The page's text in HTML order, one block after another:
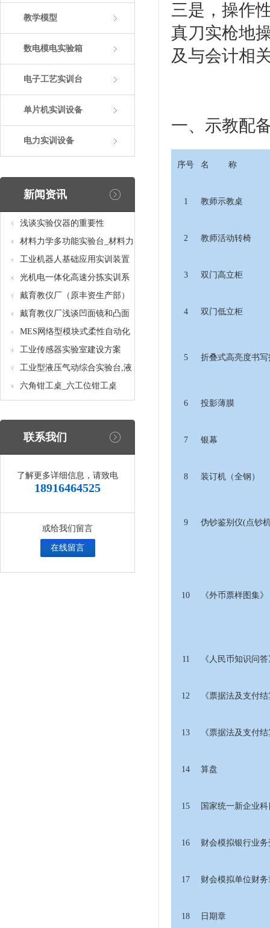
教学模型
数电模电实验箱
电子工艺实训台
单片机实训设备
电力实训设备
新闻资讯
浅谈实验仪器的重要性
材料力学多功能实验台_材料力
学多功能考核实验实训设备
工业机器人基础应用实训装置
台_工业机器人基础应用实训考
核设备
光机电一体化高速分拣实训系
统_光机电一体化高速分拣实验
实训设备
戴育教仪厂（原丰资生产部）
助力春季高教仪器展
戴育教仪厂浅谈凹面镜和凸面
镜的区别之处
MES网络型模块式柔性自动化
生产线实验系统(八站)_模块柔
性自动化生产线教学实训设备
工业传感器实验室建设方案
工业型液压气动综合实验台,液
压气动综合实训台
六角钳工桌_六工位钳工桌
联系我们
了解更多详细信息，请致电
18916464525
或给我们留言
在线留言
三是，操作
真刀实枪地
及与会计相
一、示教配
序号 名 称
1 教师示教桌
2 教师活动转椅
3 双门高立柜
4 双门低立柜
5 折叠式高亮度书
6 投影薄膜
7 银幕
8 装订机（全钢）
9 伪钞鉴别仪(点钞
10 《外币票样图集
11 《人民币知识问
12 《票据法及支付
13 《票据法及支付
14 算盘
15 国家统一新企业
16 财会模拟银行业
17 财会模拟单位财务
18 日期章